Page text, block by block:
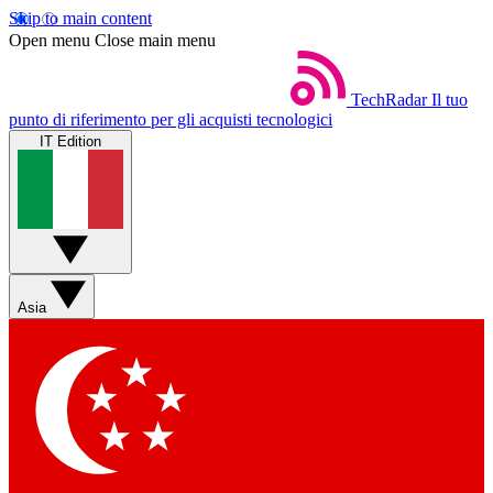
Skip to main content
Open menu Close main menu
TechRadar Il tuo
punto di riferimento per gli acquisti tecnologici
IT Edition
Asia